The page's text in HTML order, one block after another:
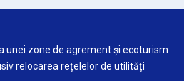
unei zone de agrement și ecoturism
relocarea rețelelor de utilități